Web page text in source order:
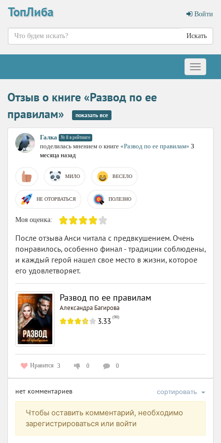
ТопЛиба Войти
Искать
Меню
Отзыв о книге «Развод по ее
правилам»
показать все
Галка № 8 в рейтинге
поделилась мнением о книге «Развод по ее правилам» 3
месяца назад
МИЛО ВЕСЕЛО
НЕ ОТОРВАТЬСЯ ПОЛЕЗНО
Моя оценка:
После отзыва Анси читала с предвкушением. Очень
понравилось, особенно финал - традиции соблюдены,
и каждый герой нашел свое место в жизни, которое
его удовлетворяет.
Развод по ее правилам
Александра Багирова
3.33 (90)
Нравится 3 0 0